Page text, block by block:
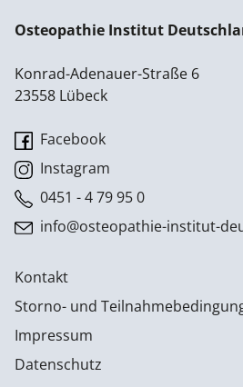
Osteopathie Institut
Konrad-Adenauer-Straße 6
23558 Lübeck
Facebook
Instagram
0451 - 4 79 95 0
info@osteopathie-institut-
Kontakt
Storno- und
Impressum
Datenschutz